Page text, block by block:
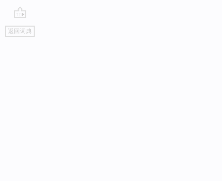
go
top
返回词典